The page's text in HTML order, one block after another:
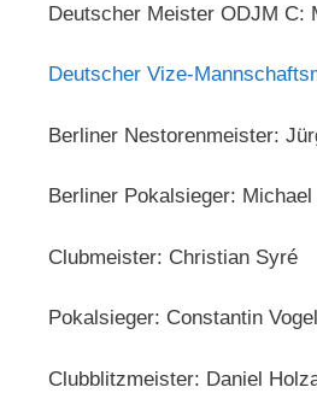
Deutscher Meister ODJM C:
Deutscher Vize-
Berliner Nestorenmeister:
Berliner Pokalsieger:
Clubmeister: Christian Syré
Pokalsieger: Constantin Vogel
Clubblitzmeister: Daniel